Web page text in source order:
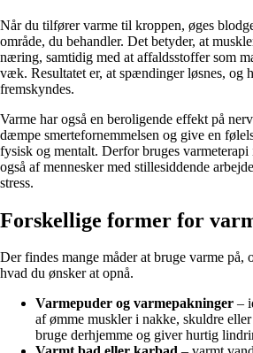
Når du tilfører varme til kroppen, øges
område, du behandler. Det betyder, at
næring, samtidig med at affaldsstoffer som
væk. Resultatet er, at spændinger løsnes, og
fremskyndes.
Varme har også en beroligende effekt på
dæmpe smertefornemmelsen og give en
fysisk og mentalt. Derfor bruges
også af mennesker med stillesiddende
stress.
Forskellige former for
Der findes mange måder at bruge varme på,
hvad du ønsker at opnå.
Varmepuder og varmepakninger –
af ømme muskler i nakke, skuldre
bruge derhjemme og giver hurtig